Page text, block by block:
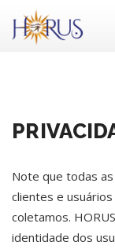
Note que todas
clientes e
coletamos.
identidade dos